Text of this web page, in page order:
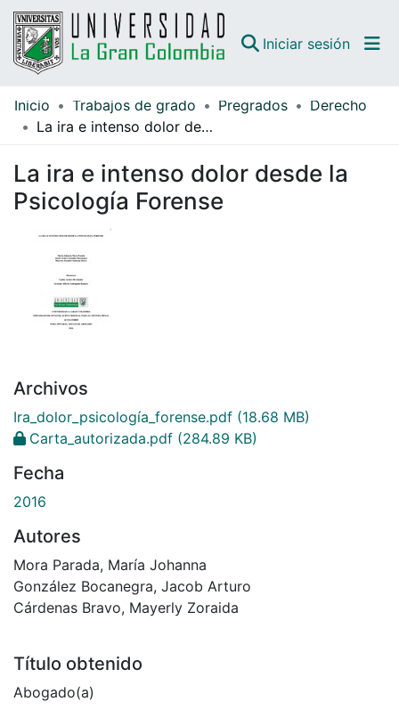
Iniciar sesión
Comunidades
Guías
Inicio Trabajos de grado Pregrados
Derecho
La ira e intenso dolor desde la Psicología Forense
La ira e intenso dolor desde la
Psicología Forense
Archivos
Ira_dolor_psicología_forense.pdf (18.68 MB)
Carta_autorizada.pdf (284.89 KB)
Fecha
2016
Autores
Mora Parada, María Johanna
González Bocanegra, Jacob Arturo
Cárdenas Bravo, Mayerly Zoraida
Título obtenido
Abogado(a)